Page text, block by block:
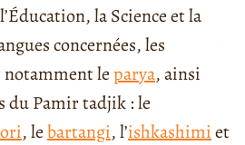
la Science et la
concernées, les
notamment leparya, ainsi
du Pamir tadjik : le
, lebartangi, l’ishkashimiet